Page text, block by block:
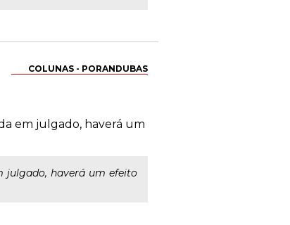
COLUNAS - PORANDUBAS
em julgado, haverá um
julgado, haverá um efeito